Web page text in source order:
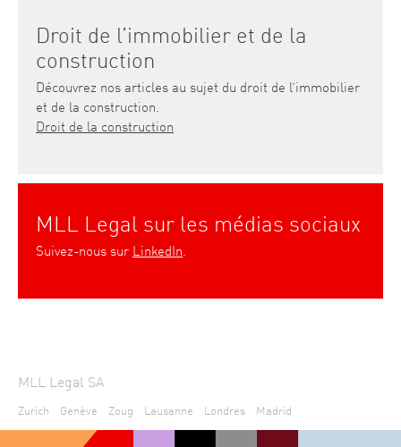
Droit de l’immobilier et de la
construction
Découvrez nos articles au sujet du droit de l’immobilier
et de la construction.
Droit de la construction
MLL Legal sur les médias sociaux
Suivez-nous sur LinkedIn.
MLL Legal SA
Zurich Genève Zoug Lausanne Londres Madrid